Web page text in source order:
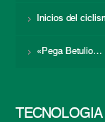
Inicios del
«Pega Betulio…
TECNOLOGÍA